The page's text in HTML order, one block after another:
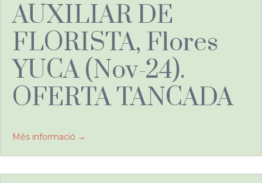
AUXILIAR DE
FLORISTA, Flores
YUCA (Nov-24).
OFERTA TANCADA
Més informació